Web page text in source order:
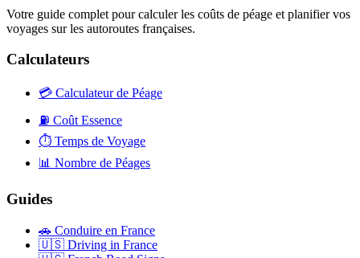
Votre guide complet pour calculer les coûts de péage et planifier vos
voyages sur les autoroutes françaises.
Calculateurs
💳 Calculateur de Péage
⛽ Coût Essence
⏱️ Temps de Voyage
📊 Nombre de Péages
Guides
🚗 Conduire en France
🇺🇸 Driving in France